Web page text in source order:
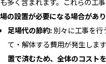
場の設置が必要になる場合があり
足場代の節約:別々に工事を行
て・解体する費用が発生しま
置で済むため、全体のコスト